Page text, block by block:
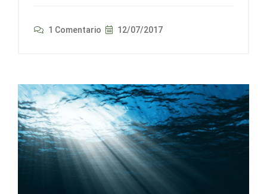
1 Comentario 12/07/2017